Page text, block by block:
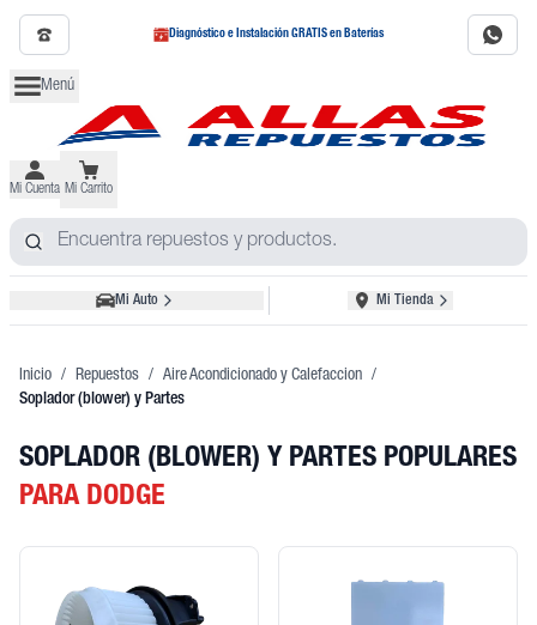
Diagnóstico e Instalación GRATIS en Baterías
Menú
Mi Cuenta Mi Carrito
Mi Auto Mi Tienda
Inicio / Repuestos / Aire Acondicionado y Calefaccion /
Soplador (blower) y Partes
SOPLADOR (BLOWER) Y PARTES POPULARES
PARA DODGE